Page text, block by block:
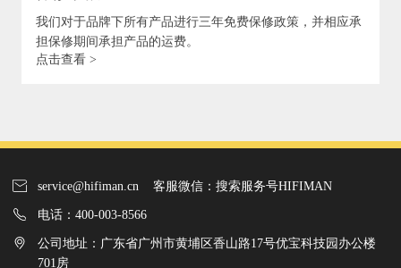
我们对于品牌下所有产品进行三年免费保修政策，并相应承
担保修期间承担产品的运费。
点击查看 >
service@hifiman.cn 客服微信：搜索服务号HIFIMAN
电话：400-003-8566
公司地址：广东省广州市黄埔区香山路17号优宝科技园办公楼
701房